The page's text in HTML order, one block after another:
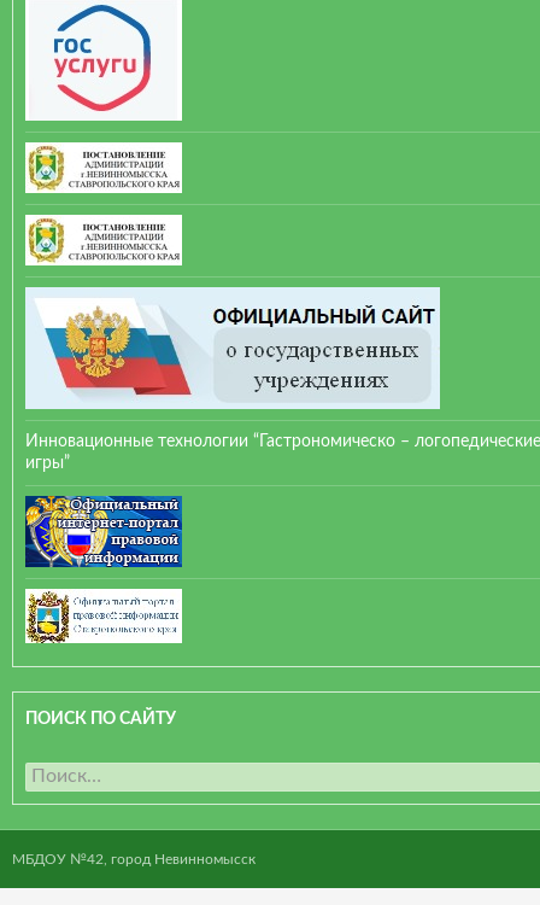
Инновационные технологии “Гастрономическо – логопедические
игры”
ПОИСК ПО САЙТУ
Н
а
и
МБДОУ №42, город Невинномысск